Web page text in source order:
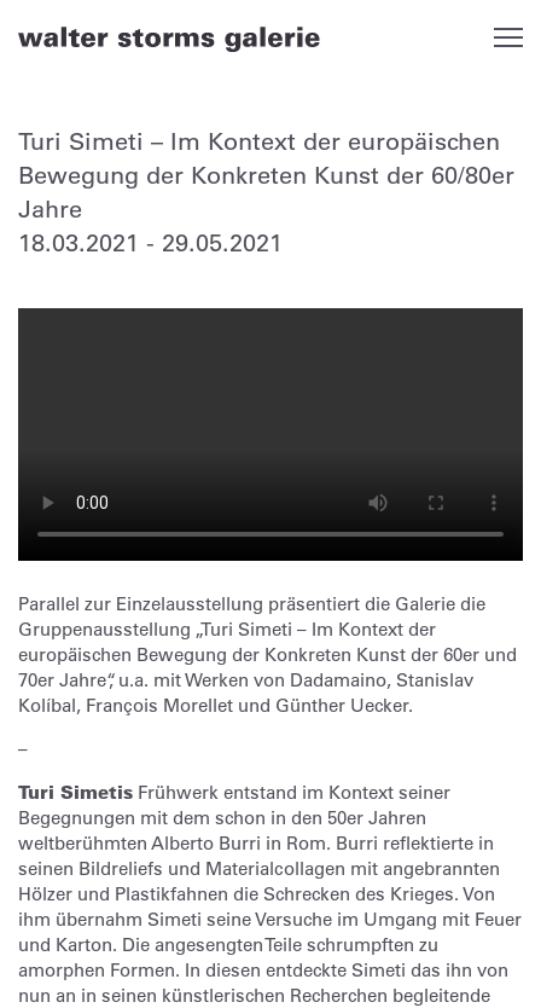
Turi Simeti – Im Kontext der europäischen
Bewegung der Konkreten Kunst der 60/80er
Jahre
18.03.2021 - 29.05.2021
Parallel zur Einzelausstellung präsentiert die Galerie die
Gruppenausstellung „Turi Simeti – Im Kontext der
europäischen Bewegung der Konkreten Kunst der 60er und
70er Jahre“, u.a. mit Werken von Dadamaino, Stanislav
Kolíbal, François Morellet und Günther Uecker.
–
Turi Simetis Frühwerk entstand im Kontext seiner
Begegnungen mit dem schon in den 50er Jahren
weltberühmten Alberto Burri in Rom. Burri reflektierte in
seinen Bildreliefs und Materialcollagen mit angebrannten
Hölzer und Plastikfahnen die Schrecken des Krieges. Von
ihm übernahm Simeti seine Versuche im Umgang mit Feuer
und Karton. Die angesengten Teile schrumpften zu
amorphen Formen. In diesen entdeckte Simeti das ihn von
nun an in seinen künstlerischen Recherchen begleitende